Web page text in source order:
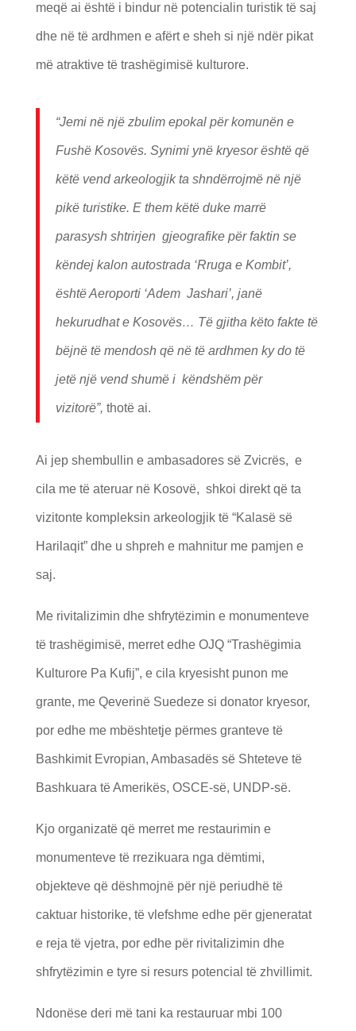
meqë ai është i bindur në potencialin turistik të saj
dhe në të ardhmen e afërt e sheh si një ndër pikat
më atraktive të trashëgimisë kulturore.
“Jemi në një zbulim epokal për komunën e
Fushë Kosovës. Synimi ynë kryesor është që
këtë vend arkeologjik ta shndërrojmë në një
pikë turistike. E them këtë duke marrë
parasysh shtrirjen gjeografike për faktin se
këndej kalon autostrada ‘Rruga e Kombit’,
është Aeroporti ‘Adem Jashari’, janë
hekurudhat e Kosovës… Të gjitha këto fakte të
bëjnë të mendosh që në të ardhmen ky do të
jetë një vend shumë i këndshëm për
vizitorë”, thotë ai.
Ai jep shembullin e ambasadores së Zvicrës, e
cila me të ateruar në Kosovë, shkoi direkt që ta
vizitonte kompleksin arkeologjik të “Kalasë së
Harilaqit” dhe u shpreh e mahnitur me pamjen e
saj.
Me rivitalizimin dhe shfrytëzimin e monumenteve
të trashëgimisë, merret edhe OJQ “Trashëgimia
Kulturore Pa Kufij”, e cila kryesisht punon me
grante, me Qeverinë Suedeze si donator kryesor,
por edhe me mbështetje përmes granteve të
Bashkimit Evropian, Ambasadës së Shteteve të
Bashkuara të Amerikës, OSCE-së, UNDP-së.
Kjo organizatë që merret me restaurimin e
monumenteve të rrezikuara nga dëmtimi,
objekteve që dëshmojnë për një periudhë të
caktuar historike, të vlefshme edhe për gjeneratat
e reja të vjetra, por edhe për rivitalizimin dhe
shfrytëzimin e tyre si resurs potencial të zhvillimit.
Ndonëse deri më tani ka restauruar mbi 100